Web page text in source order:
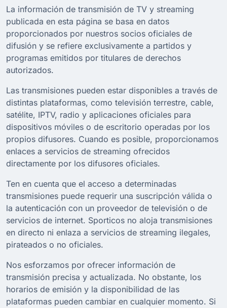
La información de transmisión de TV y streaming
publicada en esta página se basa en datos
proporcionados por nuestros socios oficiales de
difusión y se refiere exclusivamente a partidos y
programas emitidos por titulares de derechos
autorizados.
Las transmisiones pueden estar disponibles a través de
distintas plataformas, como televisión terrestre, cable,
satélite, IPTV, radio y aplicaciones oficiales para
dispositivos móviles o de escritorio operadas por los
propios difusores. Cuando es posible, proporcionamos
enlaces a servicios de streaming ofrecidos
directamente por los difusores oficiales.
Ten en cuenta que el acceso a determinadas
transmisiones puede requerir una suscripción válida o
la autenticación con un proveedor de televisión o de
servicios de internet. Sporticos no aloja transmisiones
en directo ni enlaza a servicios de streaming ilegales,
pirateados o no oficiales.
Nos esforzamos por ofrecer información de
transmisión precisa y actualizada. No obstante, los
horarios de emisión y la disponibilidad de las
plataformas pueden cambiar en cualquier momento. Si